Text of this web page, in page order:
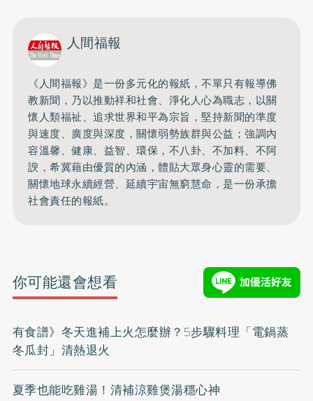
人間福報
《人間福報》是一份多元化的報紙，不單只有報導佛
教新聞，乃以推動祥和社會、淨化人心為職志，以關
懷人類福祉、追求世界和平為宗旨，堅持新聞的準度
與速度、廣度與深度，關懷弱勢族群與公益；強調內
容溫馨、健康、益智、環保，不八卦、不加料、不阿
諛，希冀藉由優質的內涵，體貼大眾身心靈的需要、
關懷地球永續經營、延續宇宙無窮慧命，是一份承擔
社會責任的報紙。
你可能還會想看
有食譜》冬天進補上火怎麼辦？5步驟料理「電鍋蒸
冬瓜封」清熱退火
夏季也能吃雞湯！清補涼雞煲湯穩心神